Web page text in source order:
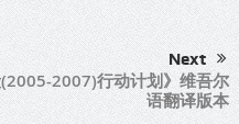
Next
2007)行动计划》维吾尔
语翻译版本